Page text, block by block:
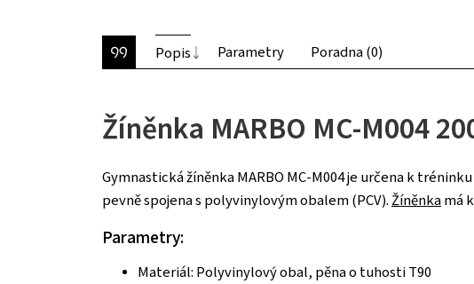
Popis Parametry Poradna (0)
Žíněnka MARBO MC-M004
Gymnastická žíněnka MARBO MC-M004 je určena k
pevně spojena s polyvinylovým obalem (PCV). Žíněnka má
Parametry:
Materiál: Polyvinylový obal, pěna o tuhosti T90